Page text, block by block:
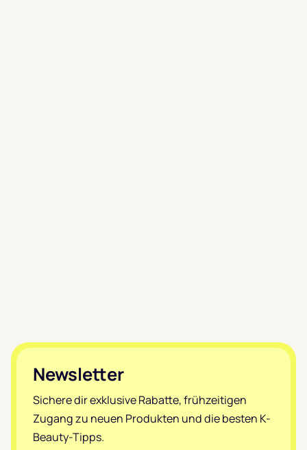
Footer
Newsletter
Sichere dir exklusive Rabatte, frühzeitigen
Zugang zu neuen Produkten und die besten K-
Beauty-Tipps.